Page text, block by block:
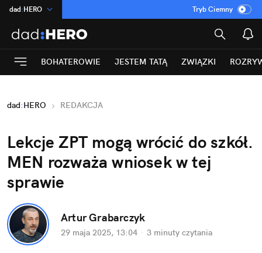
dad:HERO
:Temat
INN:Poland
ASZ:dziennik
Rozrywka
Tryb Ciemny
BOHATEROWIE JESTEM TATĄ ZWIĄZKI
dad:HERO REDAKCJA
Lekcje ZPT mogą wrócić do szkół.
MEN rozważa wniosek w tej
sprawie
Artur Grabarczyk
29 maja 2025, 13:04 · 3 minuty czytania